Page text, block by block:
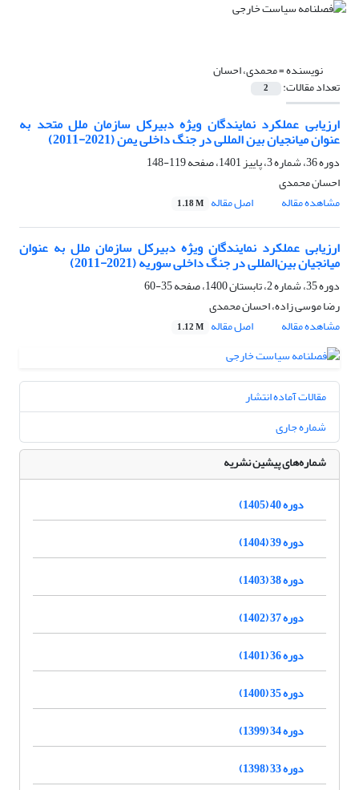
نویسنده =محمدی، احسان
تعداد مقالات: 2
ارزیابی عملکرد نمایندگان ویژه دبیرکل سازمان ملل متحد به
عنوان میانجیان بین المللی در جنگ داخلی یمن (2021-2011)
دوره 36، شماره 3، پاییز 1401، صفحه
119-148
احسان محمدی
مشاهده مقاله
اصل مقاله 1.18 M
ارزیابی عملکرد نمایندگان ویژه دبیرکل سازمان ملل به عنوان
میانجیان بین‌المللی در جنگ داخلی سوریه (2021-2011)
دوره 35، شماره 2، تابستان 1400، صفحه
35-60
رضا موسی زاده، احسان محمدی
مشاهده مقاله
اصل مقاله 1.12 M
مقالات آماده انتشار
شماره جاری
شماره‌های پیشین نشریه
دوره 40 (1405)
دوره 39 (1404)
دوره 38 (1403)
دوره 37 (1402)
دوره 36 (1401)
دوره 35 (1400)
دوره 34 (1399)
دوره 33 (1398)